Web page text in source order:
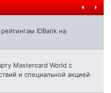
IDBank на
Mastercard World с
и специальной акцией